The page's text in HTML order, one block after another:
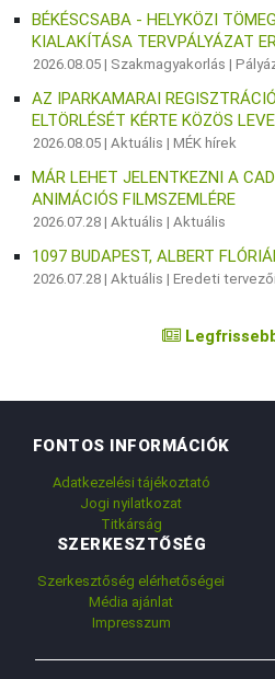
BÉKÉSCSABA - HELYKÖZI
KIALAKÍTÁSA TERVPÁLYÁZAT
2026.08.05 | Szakmagyakorlás |
AZ IPARKAMARAI
ELTÖRLÉSÉT KÉRTE KÖZÖS
2026.08.05 |Aktuális |MÉK hírek
MÁR LEHET JELENTKEZNI A
ANIMÁCIÓS FILMSZEMLÉRE
2026.07.28 |Aktuális |Aktuális
1097 BUDAPEST, ALBERT
2026.07.28 |Aktuális |Eredeti
FONTOS INFORMÁCIÓK
Adatkezelési tájékoztató
Jogi nyilatkozat
Titkárság
SZERKESZTŐSÉG
Szerkesztőség elérhetőségei
Média ajánlat
Impresszum